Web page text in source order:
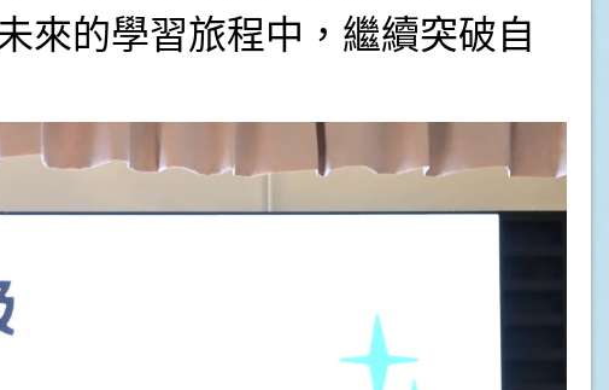
來的學習旅程中，繼續突破自